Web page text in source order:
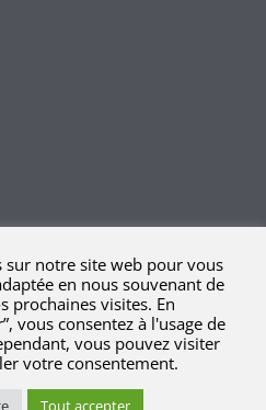
réservés. Mentions légales |
sur notre site web pour vous
en nous souvenant de
prochaines visites. En
vous consentez à l'usage de
vous pouvez visiter
votre consentement.
Tout accepter